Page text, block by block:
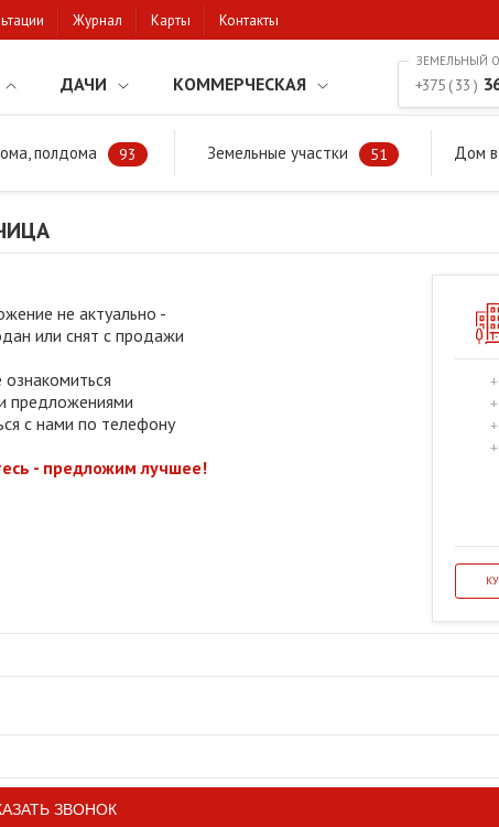
Журнал Карты Контакты
ДАЧИ КОММЕРЧЕСКАЯ
полдома 93 Земельные участки 51 Дом
+375 ( 33 )
в Бресте, РЕЧИЦА
не актуально -
или снят с продажи
предложениями
с нами по телефону
- предложим лучшее!